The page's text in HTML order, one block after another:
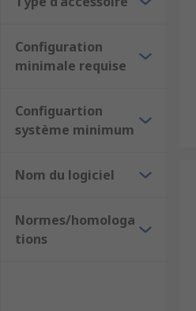
Configuration
minimale requise
Configuartion
système minimum
Nom du logiciel
Normes/homologa
tions